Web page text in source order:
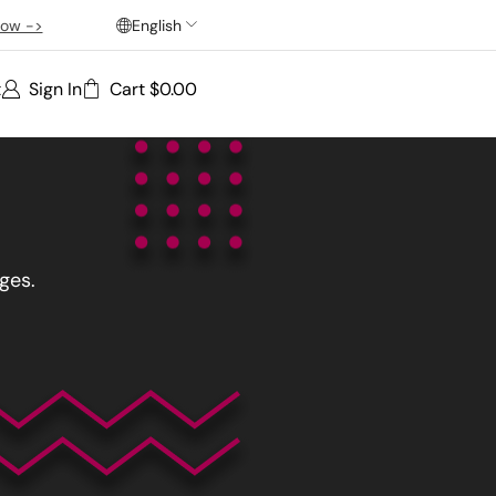
-> English
Sign In Cart$0.00